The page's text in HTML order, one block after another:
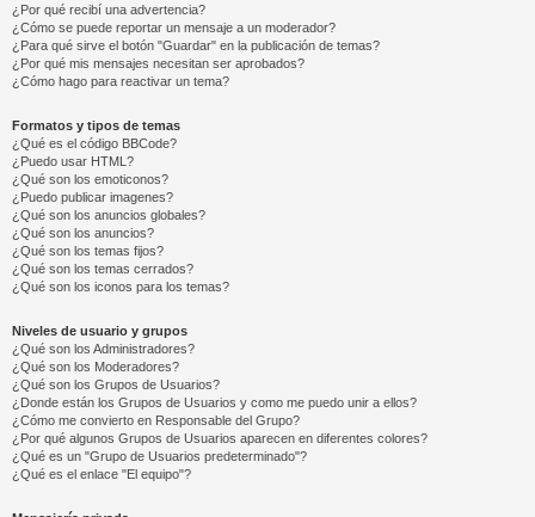
¿Por qué recibí una advertencia?
¿Cómo se puede reportar un mensaje a un moderador?
¿Para qué sirve el botón "Guardar" en la publicación de temas?
¿Por qué mis mensajes necesitan ser aprobados?
¿Cómo hago para reactivar un tema?
Formatos y tipos de temas
¿Qué es el código BBCode?
¿Puedo usar HTML?
¿Qué son los emoticonos?
¿Puedo publicar imagenes?
¿Qué son los anuncios globales?
¿Qué son los anuncios?
¿Qué son los temas fijos?
¿Qué son los temas cerrados?
¿Qué son los iconos para los temas?
Niveles de usuario y grupos
¿Qué son los Administradores?
¿Qué son los Moderadores?
¿Qué son los Grupos de Usuarios?
¿Donde están los Grupos de Usuarios y como me puedo unir a ellos?
¿Cómo me convierto en Responsable del Grupo?
¿Por qué algunos Grupos de Usuarios aparecen en diferentes colores?
¿Qué es un "Grupo de Usuarios predeterminado"?
¿Qué es el enlace "El equipo"?